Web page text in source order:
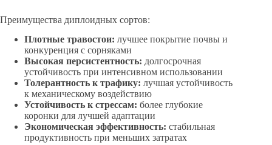
Преимущества диплоидных сортов:
Плотные травостои: лучшее покрытие почвы и
конкуренция с сорняками
Высокая персистентность: долгосрочная
устойчивость при интенсивном использовании
Толерантность к трафику: лучшая устойчивость
к механическому воздействию
Устойчивость к стрессам: более глубокие
коронки для лучшей адаптации
Экономическая эффективность: стабильная
продуктивность при меньших затратах